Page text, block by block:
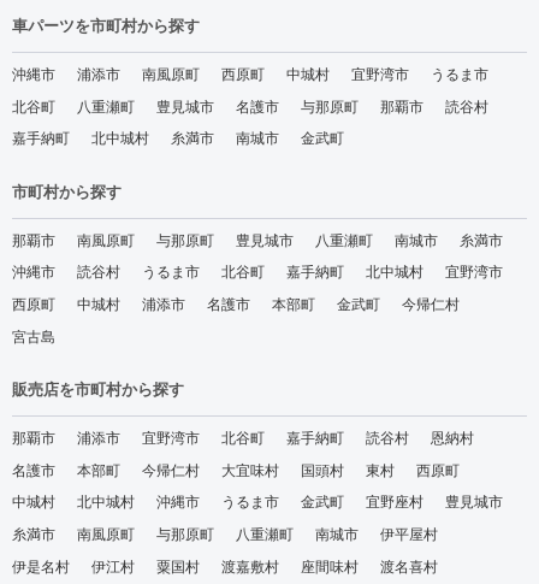
車パーツを市町村から探す
沖縄市 浦添市 南風原町 西原町 中城村 宜野湾市
うるま市
北谷町
八重瀬町 豊見城市 名護市 与那原町 那覇市
読谷村
嘉手納町
北中城村 糸満市 南城市 金武町
市町村から探す
那覇市 南風原町 与那原町 豊見城市 八重瀬町 南城市
糸満市
沖縄市
読谷村 うるま市 北谷町 嘉手納町 北中城村
宜野湾市
西原町
中城村 浦添市 名護市 本部町 金武町
今帰仁村
宮古島
販売店を市町村から探す
那覇市 浦添市 宜野湾市 北谷町 嘉手納町 読谷村
恩納村
名護市
本部町 今帰仁村 大宜味村 国頭村 東村
西原町
中城村
北中城村 沖縄市 うるま市 金武町 宜野座村
豊見城市
糸満市
南風原町 与那原町 八重瀬町 南城市
伊平屋村
伊是名村
伊江村 粟国村 渡嘉敷村 座間味村
渡名喜村